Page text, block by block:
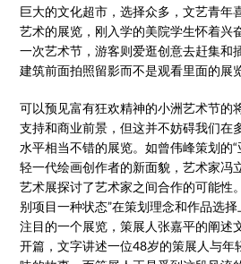
巨大的文化超市，选择众多，文艺青年
艺术的展览，刚入学的美院学生怀着兴
一次艺术节，游客则爱逛创意去赶集和
建筑前面拍照留影而不是观看里面的展
可以预见富有狂欢精神的小洲艺术节的
支持和商业前景，但这并不妨碍我们在
水平相当不错的展览。如曾伟峰策划的
轻一代绘画创作者的新面貌，艺术家冯
艺术展探讨了艺术家之间合作的可能性
别项目一种状态”在策划理念和作品选
注目的一个展览，策展人张嘉平的阐述
开篇，文字讲述一位48岁的策展人与年